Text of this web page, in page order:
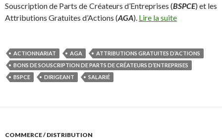
Souscription de Parts de Créateurs d’Entreprises (BSPCE) et les
Attributions Gratuites d’Actions (AGA). Lire la suite
ACTIONNARIAT AGA
ATTRIBUTIONS GRATUITES D’ACTIONS
BONS DE SOUSCRIPTION DE PARTS DE CRÉATEURS D’ENTREPRISES
BSPCE
DIRIGEANT SALARIÉ
COMMERCE / DISTRIBUTION